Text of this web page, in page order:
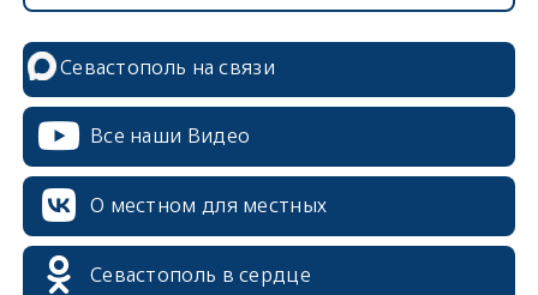
Севастополь на связи
Все наши Видео
О местном для местных
Севастополь в сердце